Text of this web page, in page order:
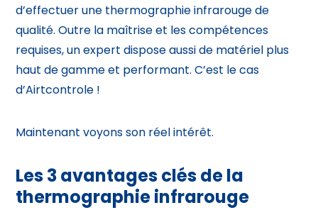
d’effectuer une thermographie infrarouge de
qualité. Outre la maîtrise et les compétences
requises, un expert dispose aussi de matériel plus
haut de gamme et performant. C’est le cas
d’Airtcontrole !
Maintenant voyons son réel intérêt.
Les 3 avantages clés de la
thermographie infrarouge